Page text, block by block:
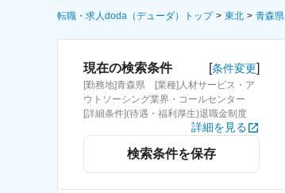
詳細条件から探す
求人特集から探す
転職・求人doda（デューダ）トップ 東北 青森県
現在の検索条件 [条件変更]
[勤務地]青森県 [業種]人材サービス・ア
ウトソーシング業界・コールセンター
[詳細条件](待遇・福利厚生)退職金制度
詳細を見る
検索条件を保存